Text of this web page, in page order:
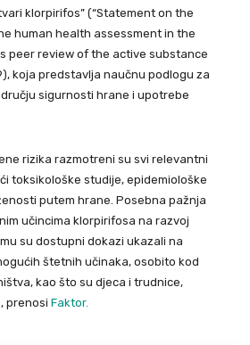
klorpirifos” (“Statement on the
human health assessment in the
peer review of the active substance
koja predstavlja naučnu podlogu za
sigurnosti hrane i upotrebe
rizika razmotreni su svi relevantni
toksikološke studije, epidemiološke
putem hrane. Posebna pažnja
učincima klorpirifosa na razvoj
su dostupni dokazi ukazali na
štetnih učinaka, osobito kod
kao što su djeca i trudnice,
prenosi Faktor.